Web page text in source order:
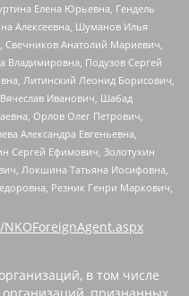
Елена Юрьевна, Гендель
Алексеевна, Шуманов Илья
Анатолий Мариевич,
Подузов Сергей
Литинский Леонид Борисович,
Иванович, Шабад
Орлов Олег Петрович,
Александра Евгеньевна,
Сергей Ефимович, Золотухин
Локшина Татьяна Иосифовна,
Резник Генри Маркович,
в том числе